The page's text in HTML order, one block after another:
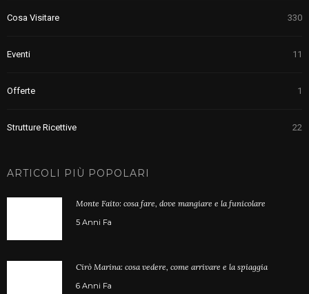
Cosa Visitare 330
Eventi 11
Offerte 1
Strutture Ricettive 22
ARTICOLI PIÙ POPOLARI
Monte Faito: cosa fare, dove mangiare e la funicolare
5 Anni Fa
Cirò Marina: cosa vedere, come arrivare e la spiaggia
6 Anni Fa